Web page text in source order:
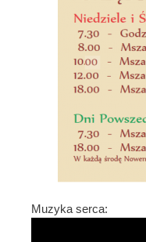
Muzyka serca: